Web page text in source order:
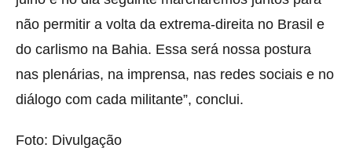
não permitir a volta da extrema-direita no Brasil e
do carlismo na Bahia. Essa será nossa postura
nas plenárias, na imprensa, nas redes sociais e no
diálogo com cada militante”, conclui.
Foto: Divulgação